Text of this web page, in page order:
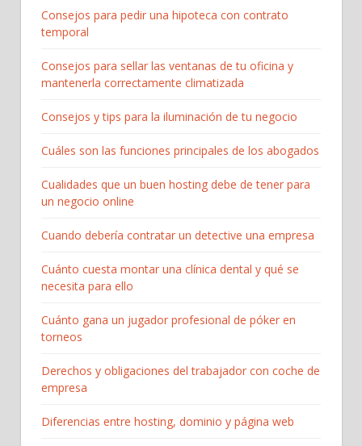
Consejos para pedir una hipoteca con contrato
temporal
Consejos para sellar las ventanas de tu oficina y
mantenerla correctamente climatizada
Consejos y tips para la iluminación de tu negocio
Cuáles son las funciones principales de los abogados
Cualidades que un buen hosting debe de tener para
un negocio online
Cuando debería contratar un detective una empresa
Cuánto cuesta montar una clínica dental y qué se
necesita para ello
Cuánto gana un jugador profesional de póker en
torneos
Derechos y obligaciones del trabajador con coche de
empresa
Diferencias entre hosting, dominio y página web